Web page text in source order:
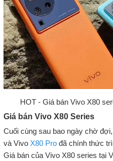
HOT - Giá bán Vivo X80
Giá bán Vivo X80 Series
Cuối cùng sau bao ngày chờ đợi,
và Vivo X80 Pro đã chính thức
Giá bán của Vivo X80 series tại